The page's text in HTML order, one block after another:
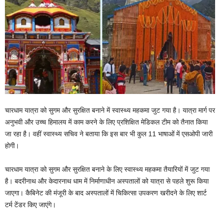
चारधाम यात्रा को सुगम और सुरक्षित बनाने में स्वास्थ्य महकमा जुट गया है। यात्रा मार्ग पर
अनुभवी और उच्च हिमालय में काम करने के लिए प्रशिक्षित मेडिकल टीम को तैनात किया
जा रहा है। वहीं स्वास्थ्य सचिव ने बताया कि इस बार भी कुल 11 भाषाओं में एसओपी जारी
होगी।
चारधाम यात्रा को सुगम और सुरक्षित बनाने के लिए स्वास्थ्य महकमा तैयारियों में जुट गया
है। बदरीनाथ और केदारनाथ धाम में निर्माणाधीन अस्पतालों को यात्रा से पहले शुरू किया
जाएगा। कैबिनेट की मंजूरी के बाद अस्पतालों में चिकित्सा उपकरण खरीदने के लिए शार्ट
टर्म टेंडर किए जाएंगे।